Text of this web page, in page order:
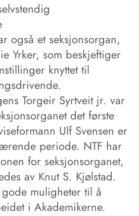
også et seksjonsorgan,
Yrker, som beskjeftiger
knyttet til
Torgeir Syrtveit jr. var
det første
Ulf Svensen er
periode. NTF har
for seksjonsorganet,
av Knut S. Kjølstad.
muligheter til å
i Akademikerne.